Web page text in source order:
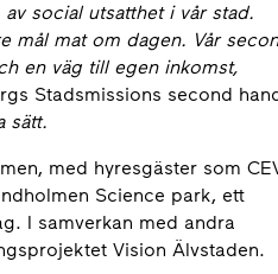
social utsatthet i vår stad.
mål mat om dagen. Vår
en väg till egen inkomst,
Stadsmissions second
sätt.
med hyresgäster som
Science park, ett
I samverkan med andra
Vision Älvstaden.